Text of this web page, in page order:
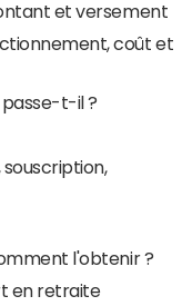
et versement
coût et
t-il ?
l'obtenir ?
en retraite